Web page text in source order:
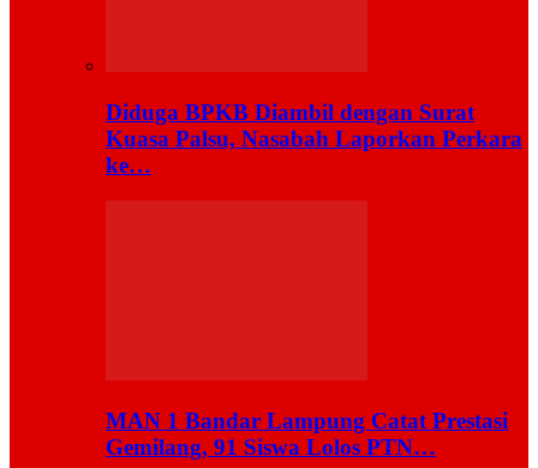
Diduga BPKB Diambil dengan Surat
Kuasa Palsu, Nasabah Laporkan Perkara
ke…
MAN 1 Bandar Lampung Catat Prestasi
Gemilang, 91 Siswa Lolos PTN…